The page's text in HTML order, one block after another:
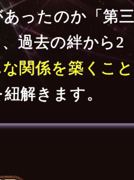
ったのか「第三
過去の絆から2
関係を築くこと
紐解きます。